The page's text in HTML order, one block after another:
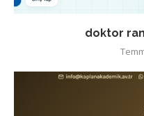
doktor